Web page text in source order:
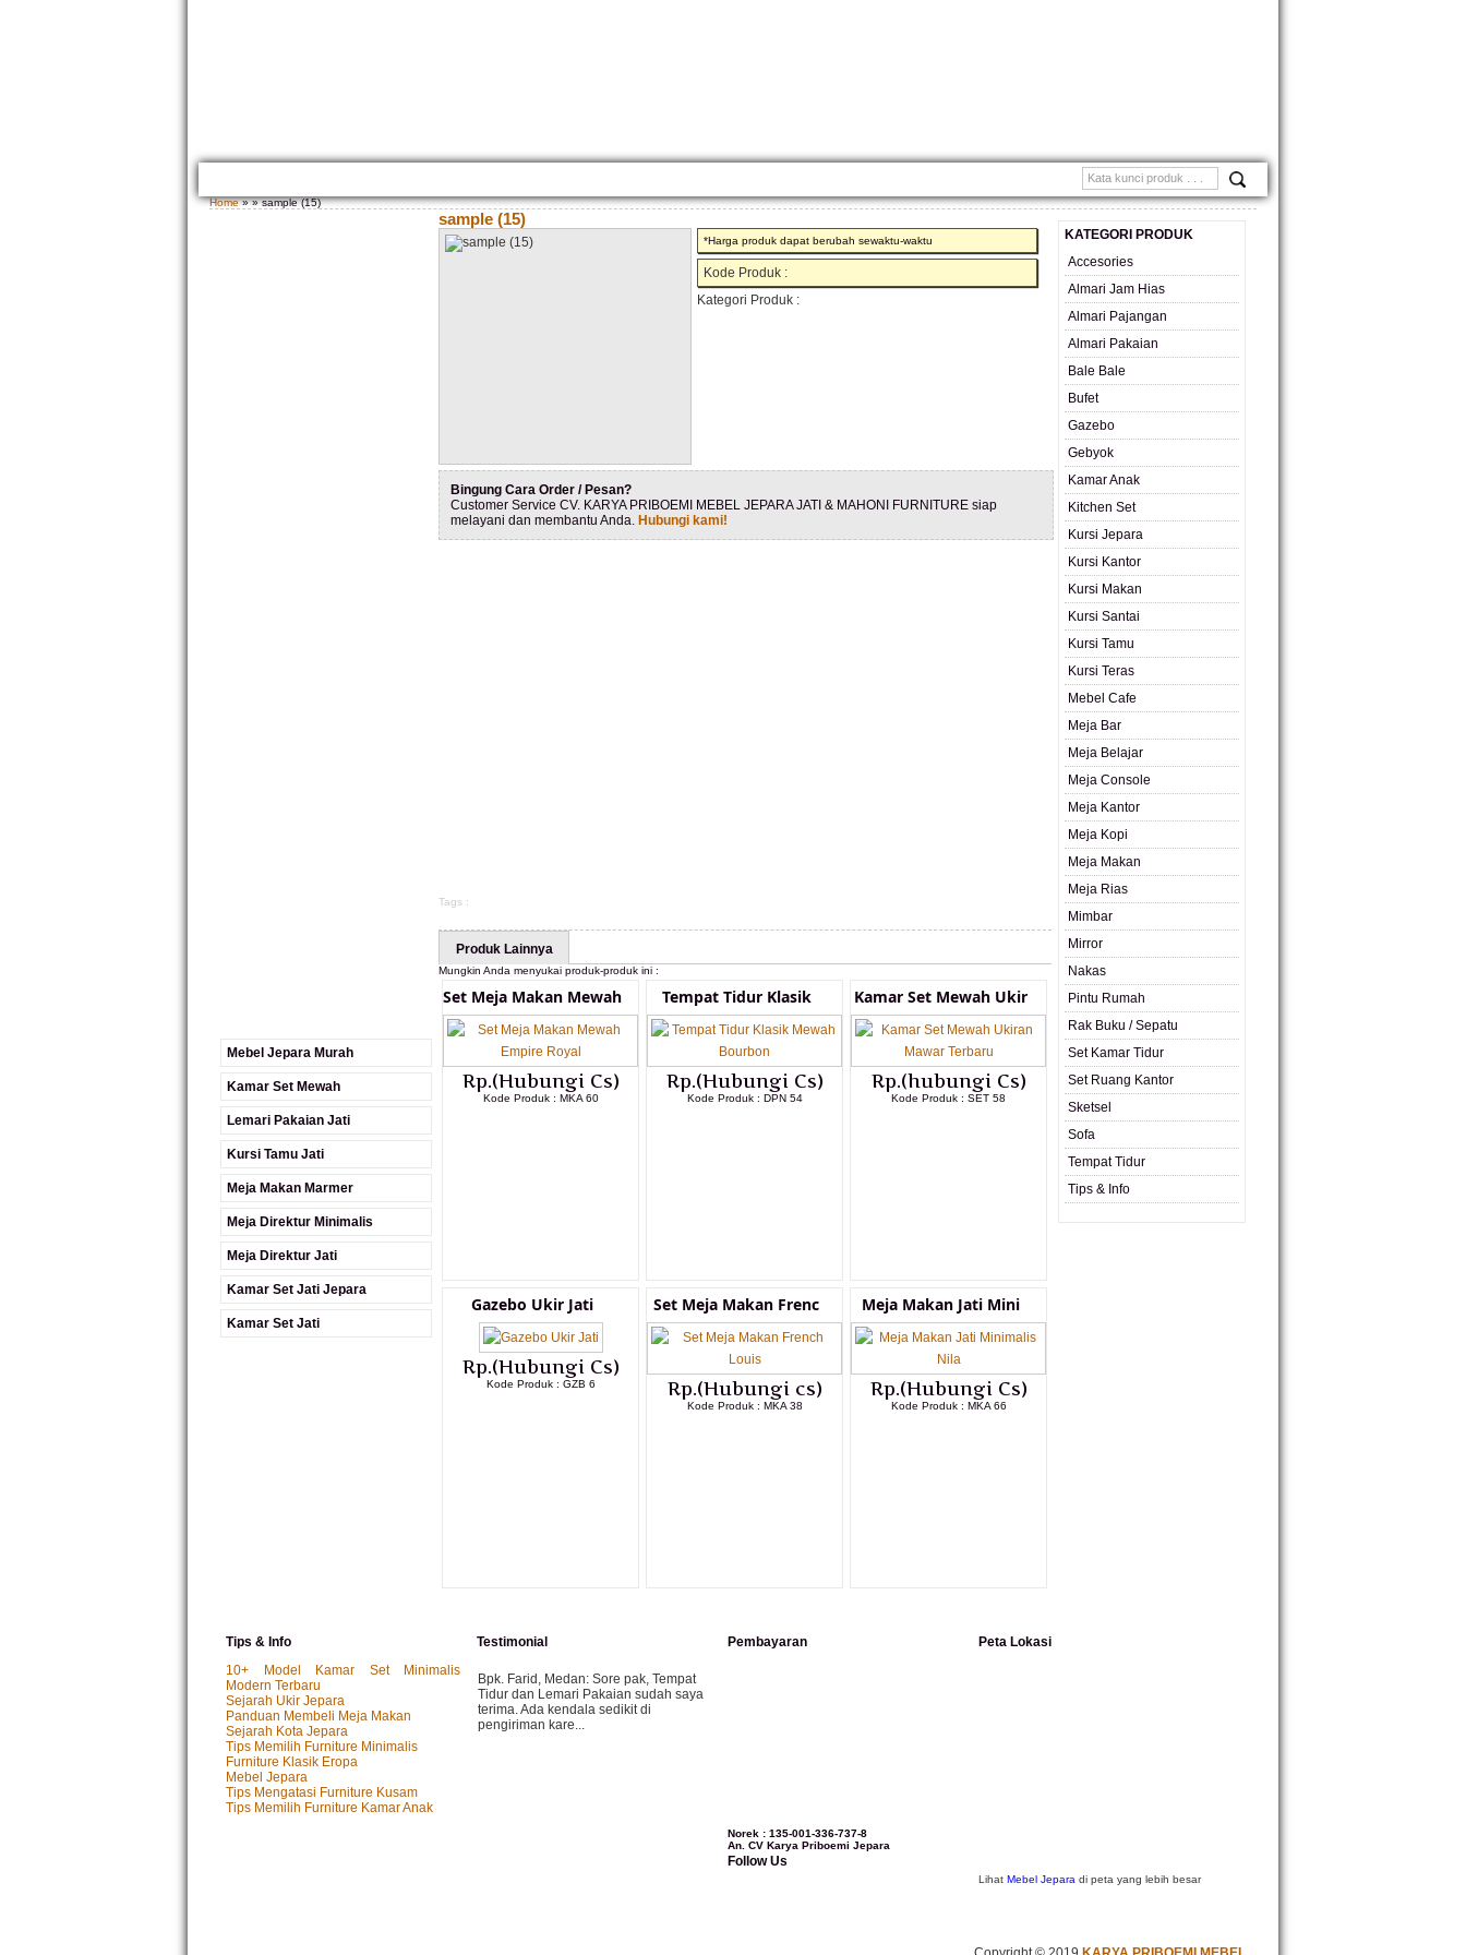
Home» » sample (15)
Mebel Jepara Murah
Kamar Set Mewah
Lemari Pakaian Jati
Kursi Tamu Jati
Meja Makan Marmer
Meja Direktur Minimalis
Meja Direktur Jati
Kamar Set Jati Jepara
Kamar Set Jati
sample (15)
*Harga produk dapat berubah sewaktu-waktu
Kode Produk :
Kategori Produk :
Bingung Cara Order / Pesan?
Customer Service CV. KARYA PRIBOEMI MEBEL JEPARA JATI & MAHONI FURNITURE siap
melayani dan membantu Anda. Hubungi kami!
Tags :
Produk Lainnya
Mungkin Anda menyukai produk-produk ini :
Set Meja Makan Mewah
Rp.(Hubungi Cs)
Kode Produk : MKA 60
Tempat Tidur Klasik
Rp.(Hubungi Cs)
Kode Produk : DPN 54
Kamar Set Mewah Ukir
Rp.(hubungi Cs)
Kode Produk : SET 58
Gazebo Ukir Jati
Rp.(Hubungi Cs)
Kode Produk : GZB 6
Set Meja Makan Frenc
Rp.(Hubungi cs)
Kode Produk : MKA 38
Meja Makan Jati Mini
Rp.(Hubungi Cs)
Kode Produk : MKA 66
KATEGORI PRODUK
Accesories
Almari Jam Hias
Almari Pajangan
Almari Pakaian
Bale Bale
Bufet
Gazebo
Gebyok
Kamar Anak
Kitchen Set
Kursi Jepara
Kursi Kantor
Kursi Makan
Kursi Santai
Kursi Tamu
Kursi Teras
Mebel Cafe
Meja Bar
Meja Belajar
Meja Console
Meja Kantor
Meja Kopi
Meja Makan
Meja Rias
Mimbar
Mirror
Nakas
Pintu Rumah
Rak Buku / Sepatu
Set Kamar Tidur
Set Ruang Kantor
Sketsel
Sofa
Tempat Tidur
Tips & Info
Tips & Info
10+ Model Kamar Set Minimalis
Modern Terbaru
Sejarah Ukir Jepara
Panduan Membeli Meja Makan
Sejarah Kota Jepara
Tips Memilih Furniture Minimalis
Furniture Klasik Eropa
Mebel Jepara
Tips Mengatasi Furniture Kusam
Tips Memilih Furniture Kamar Anak
Testimonial
Bpk. Farid, Medan: Sore pak, Tempat
Tidur dan Lemari Pakaian sudah saya
terima. Ada kendala sedikit di
pengiriman kare...
Pembayaran
Norek : 135-001-336-737-8
An. CV Karya Priboemi Jepara
Follow Us
Peta Lokasi
Lihat Mebel Jepara di peta yang lebih besar